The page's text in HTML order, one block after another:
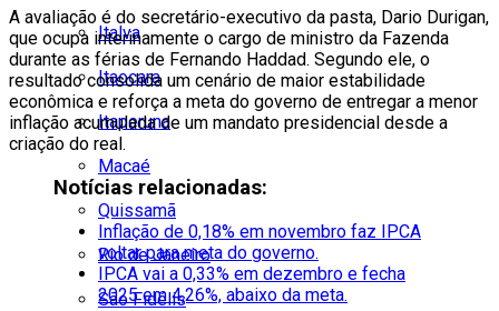
Italva
Itaocara
Itaperuna
Macaé
Quissamã
Rio de Janeiro
São Fidélis
A avaliação é do secretário-executivo da pasta, Dario Durigan,
que ocupa interinamente o cargo de ministro da Fazenda
durante as férias de Fernando Haddad. Segundo ele, o
resultado consolida um cenário de maior estabilidade
econômica e reforça a meta do governo de entregar a menor
inflação acumulada de um mandato presidencial desde a
criação do real.
Notícias relacionadas:
Inflação de 0,18% em novembro faz IPCA
voltar para meta do governo.
IPCA vai a 0,33% em dezembro e fecha
2025 em 4,26%, abaixo da meta.